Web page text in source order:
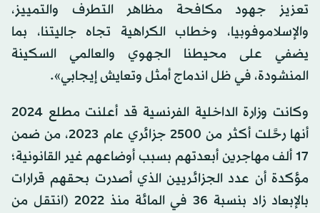
تعزيز جهود مكافحة مظاهر التطرف والتمييز،
والإسلاموفوبيا، وخطاب الكراهية تجاه جاليتنا، بما
يضفي على محيطنا الجهوي والعالمي السكينة
المنشودة، في ظل اندماج أمثل وتعايش إيجابي».
وكانت وزارة الداخلية الفرنسية قد أعلنت مطلع 2024
أنها رحَّلت أكثر من 2500 جزائري عام 2023، من ضمن
17 ألف مهاجرين أبعدتهم بسبب أوضاعهم غير القانونية؛
مؤكدة أن عدد الجزائريين الذي أصدرت بحقهم قرارات
بالإبعاد زاد بنسبة 36 في المائة منذ 2022 (انتقل من